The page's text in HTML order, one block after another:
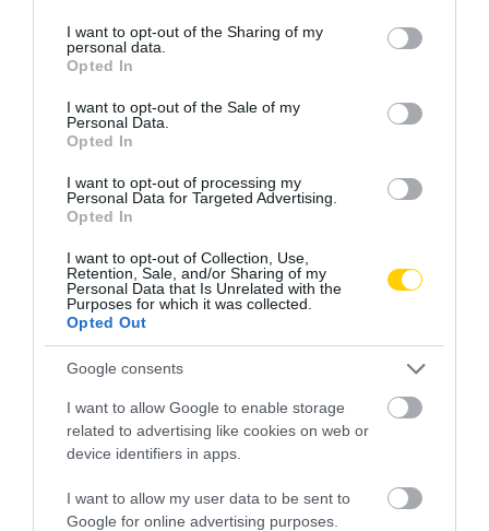
not limited to your visit or usage behaviour. You may click to
grant or deny consent to Google and its third-party tags to
use your data for below specified purposes in below Google
consent section.
I want to opt-out of the Sharing of my
personal data.
Opted In
I want to opt-out of the Sale of my
Personal Data.
Opted In
I want to opt-out of processing my
Personal Data for Targeted Advertising.
Opted In
I want to opt-out of Collection, Use,
Retention, Sale, and/or Sharing of my
Personal Data that Is Unrelated with the
Purposes for which it was collected.
Opted Out
Google consents
I want to allow Google to enable storage
related to advertising like cookies on web or
device identifiers in apps.
I want to allow my user data to be sent to
Google for online advertising purposes.
NEM TE VAGY BÉNA, CSAK AZ
APP HISZI MAGÁRÓL, HOGY
MINDENKI 23 ÉVES
INFORMATIKUS
2026. AUGUSZTUS 07.
MIT EGYÜNK, HA 70 FELETT IS
SZERETNÉNK ÖNÁLLÓAN
MENNI A PIACRA?